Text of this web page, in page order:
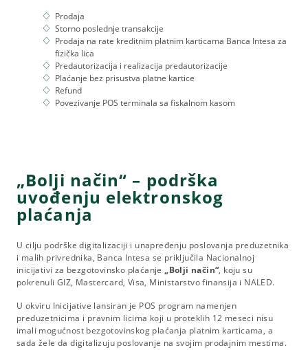
Prodaja
Storno poslednje transakcije
Prodaja na rate kreditnim platnim karticama Banca Intesa za
fizička lica
Predautorizacija i realizacija predautorizacije
Plaćanje bez prisustva platne kartice
Refund
Povezivanje POS terminala sa fiskalnom kasom
„Bolji način“ – podrška
uvođenju elektronskog
plaćanja
U cilju podrške digitalizaciji i unapređenju poslovanja preduzetnika
i malih privrednika, Banca Intesa se priključila Nacionalnoj
inicijativi za bezgotovinsko plaćanje„Bolji način“, koju su
pokrenuli GIZ, Mastercard, Visa, Ministarstvo finansija i NALED.
U okviru Inicijative lansiran je POS program namenjen
preduzetnicima i pravnim licima koji u proteklih 12 meseci nisu
imali mogućnost bezgotovinskog plaćanja platnim karticama, a
sada žele da digitalizuju poslovanje na svojim prodajnim mestima.